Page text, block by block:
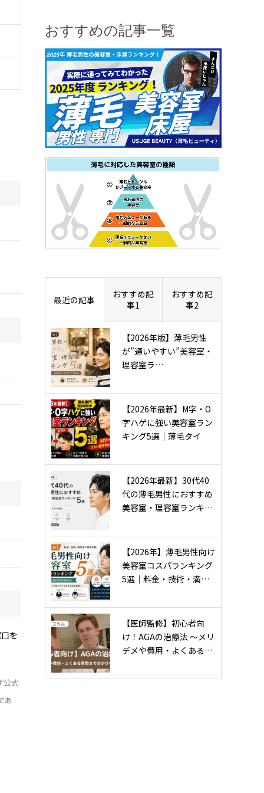
を
公式
あ
おすすめの記事一覧
最近の記事
おすすめ記
事1
おすすめ記
事2
【2026年版】薄毛男性
が”通いやすい”美容室・
理容室ラ…
【2026年最新】M字・O
字ハゲに強い美容室ラン
キング5選｜薄毛タイ
【2026年最新】30代40
代の薄毛男性におすすめ
美容室・理容室ランキ…
【2026年】薄毛男性向け
美容室コスパランキング
5選｜料金・技術・満…
【医師監修】初心者向
け！AGAの治療法 〜メリ
デメや費用・よくある…